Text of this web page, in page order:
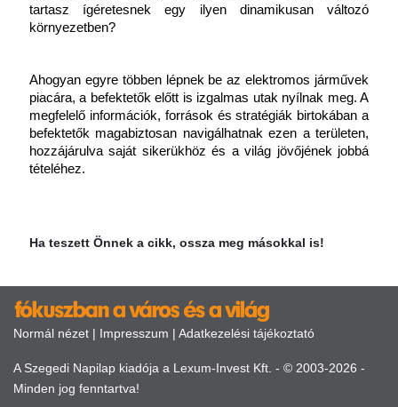
tartasz ígéretesnek egy ilyen dinamikusan változó
környezetben?
Ahogyan egyre többen lépnek be az elektromos járművek
piacára, a befektetők előtt is izgalmas utak nyílnak meg. A
megfelelő információk, források és stratégiák birtokában a
befektetők magabiztosan navigálhatnak ezen a területen,
hozzájárulva saját sikerükhöz és a világ jövőjének jobbá
tételéhez.
Ha teszett Önnek a cikk, ossza meg másokkal is!
Normál nézet | Impresszum | Adatkezelési tájékoztató
A Szegedi Napilap kiadója a Lexum-Invest Kft. - © 2003-2026 -
Minden jog fenntartva!